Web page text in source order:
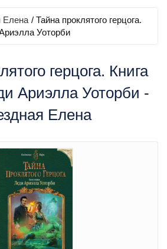
Елена / Тайна проклятого герцога.
Уоторби
герцога. Книга
Ариэлла Уоторби -
Елена